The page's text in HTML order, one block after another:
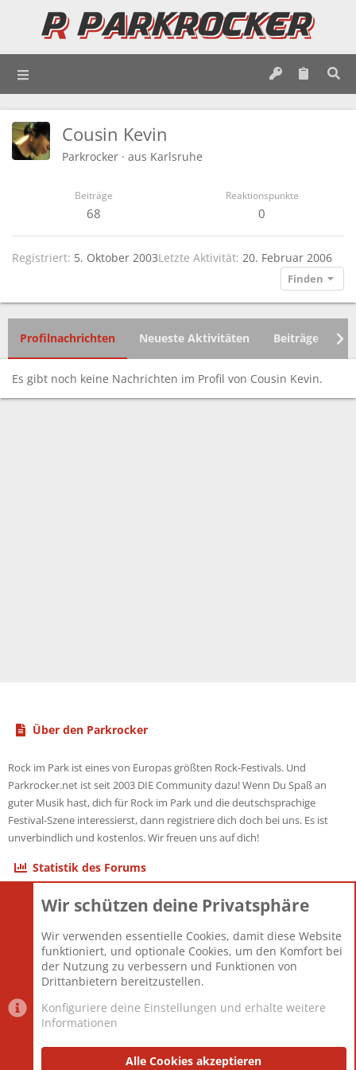
Cousin Kevin
Parkrocker · aus Karlsruhe
Beiträge
68
Reaktionspunkte
0
Registriert 5. Oktober 2003Letzte Aktivität 20. Februar 2006
Finden
Profilnachrichten Neueste Aktivitäten Beiträge
Es gibt noch keine Nachrichten im Profil von Cousin Kevin.
Über den Parkrocker
Rock im Park ist eines von Europas größten Rock-Festivals. Und
Parkrocker.net ist seit 2003 DIE Community dazu! Wenn Du Spaß an
guter Musik hast, dich für Rock im Park und die deutschsprachige
Festival-Szene interessierst, dann registriere dich doch bei uns. Es ist
unverbindlich und kostenlos. Wir freuen uns auf dich!
Statistik des Forums
Themen
Mitglieder
12.427
Neuestes Mitglied
Berlin
Datenschutzerklärung Impressum
Wir schützen deine Privatsphäre
Wir verwenden essentielle Cookies, damit diese Website
funktioniert, und optionale Cookies, um den Komfort bei
der Nutzung zu verbessern und Funktionen von
Drittanbietern bereitzustellen.
Konfiguriere deine Einstellungen und erhalte weitere
Informationen
Alle Cookies akzeptieren